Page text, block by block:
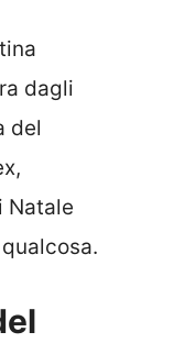
dagli
del
Natale